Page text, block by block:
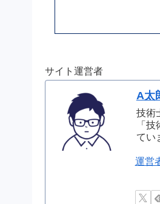
サイト運営者
A太
技術
「
てい
運営